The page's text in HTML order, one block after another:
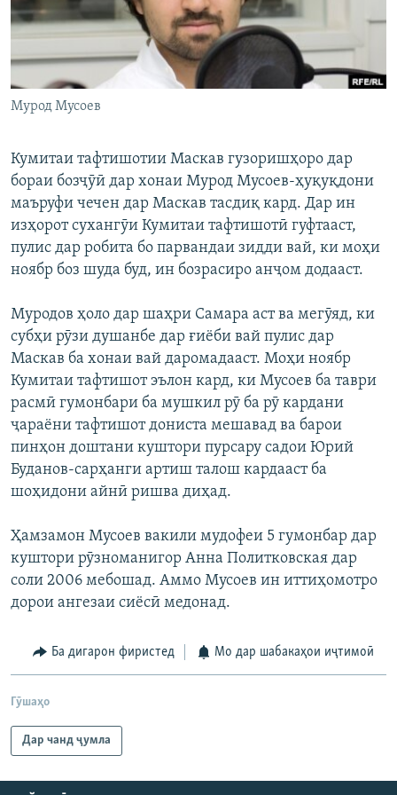
ГУЗОРИШҲОИ РАДИОӢ
Русский
ПАЙГИРӢ КУНЕД
Ҳамаи сомонаҳои RFE/RL
Мурод Мусоев
Кумитаи тафтишотии Маскав гузоришҳоро дар
бораи бозҷӯӣ дар хонаи Мурод Мусоев-ҳуқуқдони
маъруфи чечен дар Маскав тасдиқ кард. Дар ин
изҳорот сухангӯи Кумитаи тафтишотӣ гуфтааст,
пулис дар робита бо парвандаи зидди вай, ки моҳи
ноябр боз шуда буд, ин бозрасиро анҷом додааст.
Муродов ҳоло дар шаҳри Самара аст ва мегӯяд, ки
субҳи рӯзи душанбе дар ғиёби вай пулис дар
Маскав ба хонаи вай даромадааст. Моҳи ноябр
Кумитаи тафтишот эълон кард, ки Мусоев ба таври
расмӣ гумонбари ба мушкил рӯ ба рӯ кардани
ҷараёни тафтишот дониста мешавад ва барои
пинҳон доштани куштори пурсару садои Юрий
Буданов-сарҳанги артиш талош кардааст ба
шоҳидони айнӣ ришва диҳад.
Ҳамзамон Мусоев вакили мудофеи 5 гумонбар дар
куштори рӯзноманигор Анна Политковская дар
соли 2006 мебошад. Аммо Мусоев ин иттиҳомотро
дорои ангезаи сиёсӣ медонад.
Ба дигарон фиристед Мо дар шабакаҳои иҷтимоӣ
Гӯшаҳо
Дар чанд ҷумла